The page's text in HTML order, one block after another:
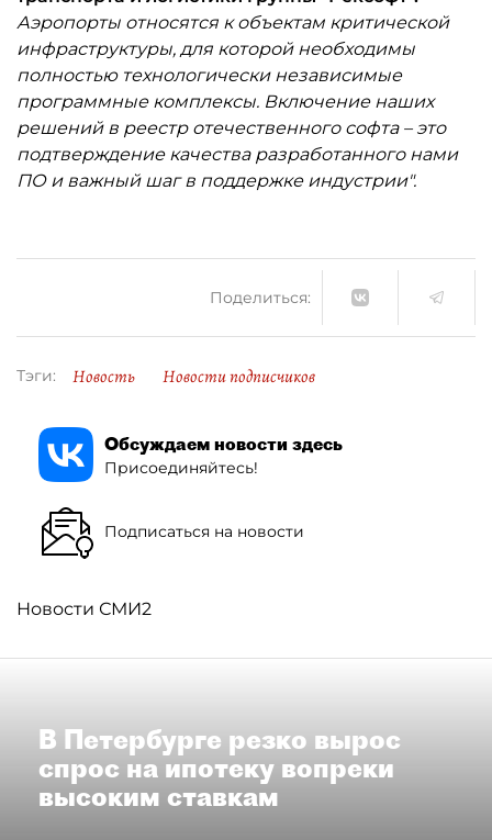
Аэропорты относятся к объектам критической
инфраструктуры, для которой необходимы
полностью технологически независимые
программные комплексы. Включение наших
решений в реестр отечественного софта – это
подтверждение качества разработанного нами
ПО и важный шаг в поддержке индустрии".
Поделиться:
Тэги: Новость Новости подписчиков
Обсуждаем новости здесь
Присоединяйтесь!
Подписаться на новости
Новости СМИ2
В Петербурге резко вырос
спрос на ипотеку вопреки
высоким ставкам